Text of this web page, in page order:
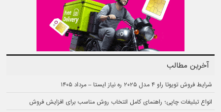
آخرین مطالب
شرایط فروش تویوتا راو ۴ مدل ۲۰۲۵ ره نیاز ایستا – مرداد ۱۴۰۵
انواع تبلیغات چاپی؛ راهنمای کامل انتخاب روش مناسب برای افزایش فروش